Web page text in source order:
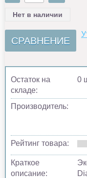
Нет в наличии
СРАВНЕНИЕ
Остаток на
складе:
0
Производитель:
Рейтинг товара:
Краткое
описание: